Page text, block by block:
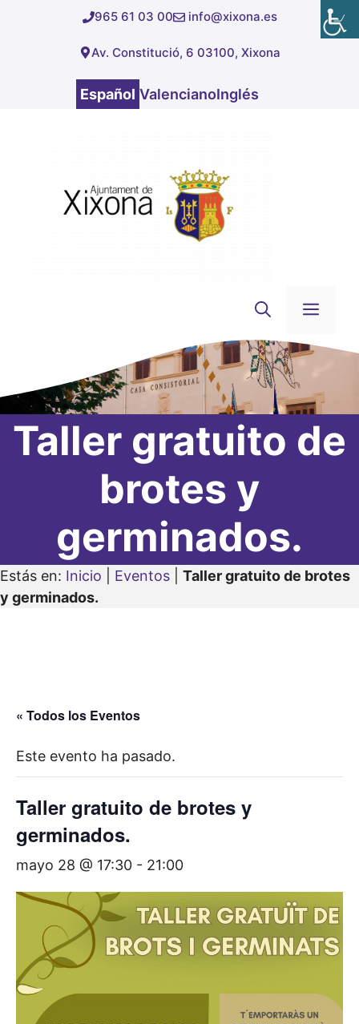
965 61 03 00 info@xixona.es
Av. Constitució, 6 03100, Xixona
Español ValencianoInglés
Taller gratuito de
brotes y
germinados.
Estás en: Inicio Eventos
Taller gratuito de brotes
y germinados.
« Todos los Eventos
Este evento ha pasado.
Taller gratuito de brotes y
germinados.
mayo 28 @ 17:30 - 21:00